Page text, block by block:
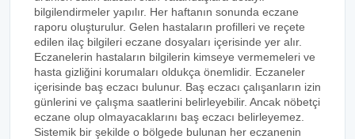
bilgilendirmeler yapılır. Her haftanın sonunda eczane
raporu oluşturulur. Gelen hastaların profilleri ve reçete
edilen ilaç bilgileri eczane dosyaları içerisinde yer alır.
Eczanelerin hastaların bilgilerin kimseye vermemeleri ve
hasta gizliğini korumaları oldukça önemlidir. Eczaneler
içerisinde baş eczacı bulunur. Baş eczacı çalışanların izin
günlerini ve çalışma saatlerini belirleyebilir. Ancak nöbetçi
eczane olup olmayacaklarını baş eczacı belirleyemez.
Sistemik bir şekilde o bölgede bulunan her eczanenin